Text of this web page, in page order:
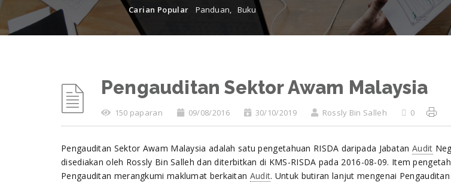
Carian Popular Panduan, Buku
Pengauditan Sektor Awam Malaysia
150 paparan 09/08/2016 30/10/2019 Rossly Bin Salleh 0
Pengauditan Sektor Awam Malaysia adalah satu pengetahuan RISDA daripada Jabatan Audit
disediakan oleh Rossly Bin Salleh dan diterbitkan di KMS-RISDA pada 2016-08-09. Item
Pengauditan merangkumi maklumat berkaitan Audit. Untuk butiran lanjut mengenai